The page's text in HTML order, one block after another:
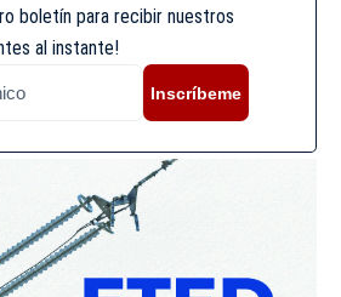
boletín para recibir nuestros
al instante!
Inscríbeme